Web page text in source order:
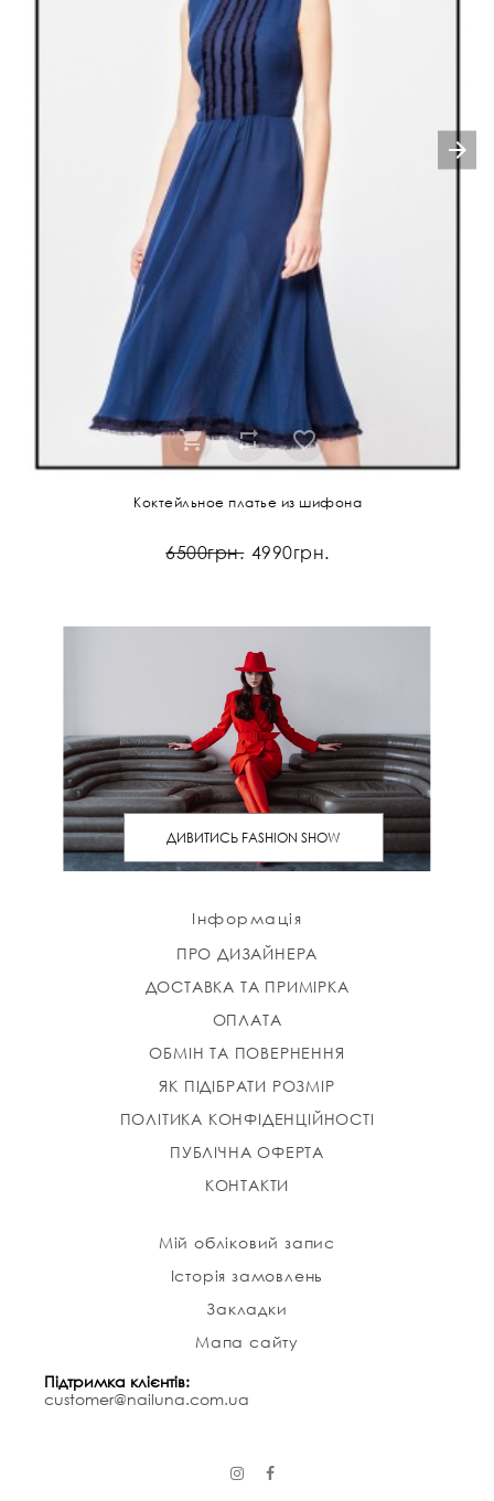
Коктейльное платье из шифона
6500грн. 4990грн.
ДИВИТИСЬ FASHION SHOW
Інформація
ПРО ДИЗАЙНЕРА
ДОСТАВКА ТА ПРИМІРКА
ОПЛАТА
ОБМІН ТА ПОВЕРНЕННЯ
ЯК ПІДІБРАТИ РОЗМІР
ПОЛІТИКА КОНФІДЕНЦІЙНОСТІ
ПУБЛІЧНА ОФЕРТА
КОНТАКТИ
Мій обліковий запис
Історія замовлень
Закладки
Мапа сайту
Підтримка клієнтів:
customer@nailuna.com.ua